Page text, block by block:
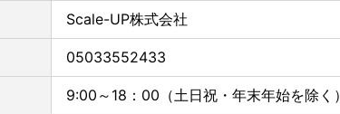
Scale-UP株式会社
05033552433
9:00～18：00（土日祝・年末年始を除く）